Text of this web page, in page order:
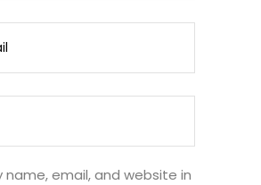
name, email, and website in